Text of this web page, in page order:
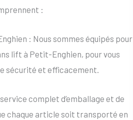
:
: Nous sommes équipés pour
lift à Petit-Enghien, pour vous
sécurité et efficacement.
complet d’emballage et de
chaque article soit transporté en